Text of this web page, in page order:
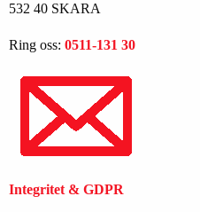
532 40 SKARA
Ring oss: 0511-131 30
Integritet & GDPR